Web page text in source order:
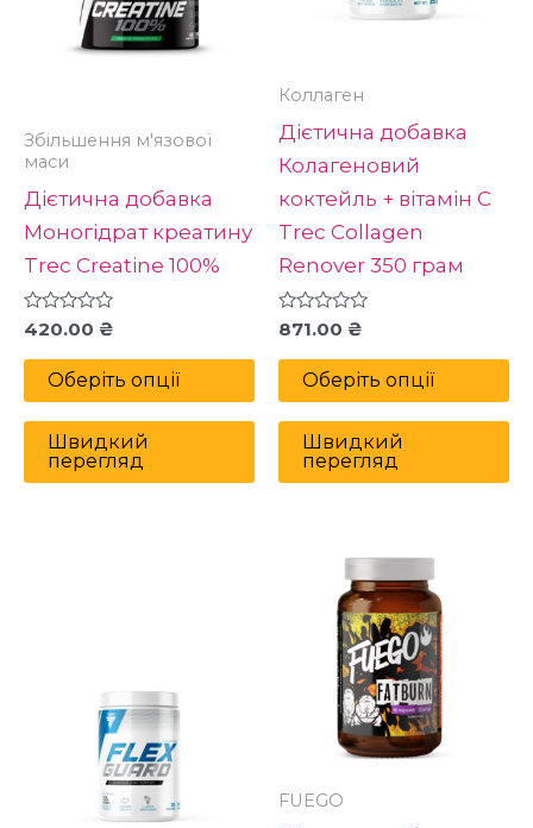
Збільшення м'язової
маси
Дієтична добавка
Моногідрат креатину
Trec Creatine 100%
Оцінено
420.00 ₴
Оберіть опції
Параметри
вибрати
сторінці
Швидкий
перегляд
Коллаген
Дієтична добавка
Колагеновий
коктейль + вітамін С
Trec Collagen
Renover 350 грам
Оцінено
871.00 ₴
Оберіть опції
Швидкий
перегляд
варіантів.
Параметри
вибрати
FUEGO